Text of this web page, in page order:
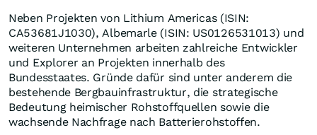
Neben Projekten von Lithium Americas (ISIN:
CA53681J1030), Albemarle (ISIN: US0126531013) und
weiteren Unternehmen arbeiten zahlreiche Entwickler
und Explorer an Projekten innerhalb des
Bundesstaates. Gründe dafür sind unter anderem die
bestehende Bergbauinfrastruktur, die strategische
Bedeutung heimischer Rohstoffquellen sowie die
wachsende Nachfrage nach Batterierohstoffen.